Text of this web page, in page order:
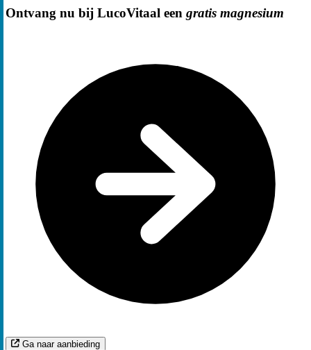
Ontvang nu bij LucoVitaal een gratis magnesium
Ga naar aanbieding